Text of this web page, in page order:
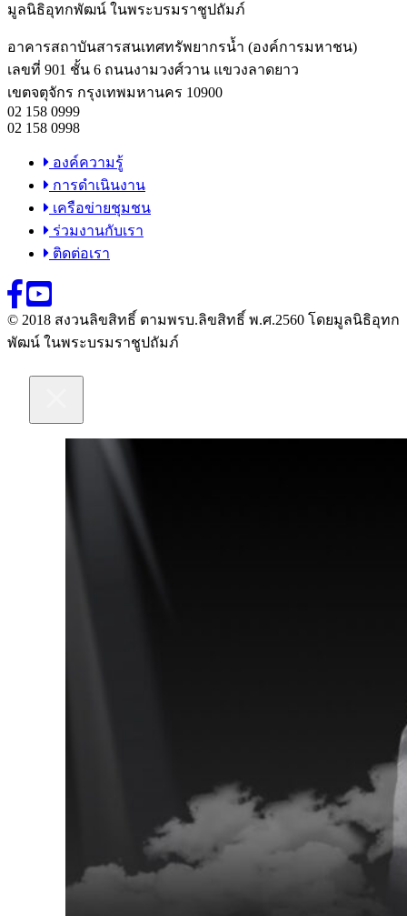
มูลนิธิอุทกพัฒน์ ในพระบรมราชูปถัมภ์
อาคารสถาบันสารสนเทศทรัพยากรน้ำ (องค์การมหาชน)
เลขที่ 901 ชั้น 6 ถนนงามวงศ์วาน แขวงลาดยาว
เขตจตุจักร กรุงเทพมหานคร 10900
02 158 0999
02 158 0998
องค์ความรู้
การดำเนินงาน
เครือข่ายชุมชน
ร่วมงานกับเรา
ติดต่อเรา
© 2018 สงวนลิขสิทธิ์ ตามพรบ.ลิขสิทธิ์ พ.ศ.2560 โดยมูลนิธิอุทก
พัฒน์ ในพระบรมราชูปถัมภ์